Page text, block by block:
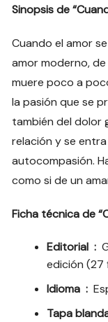
Sinopsis de
Cuando el amor
amor moderno,
muere poco a
la pasión que se
también del dolor
relación y se
autocompasión.
como si de un
Ficha técnica de
Editorial ‏ : ‎
edición (27
Idioma ‏ : ‎